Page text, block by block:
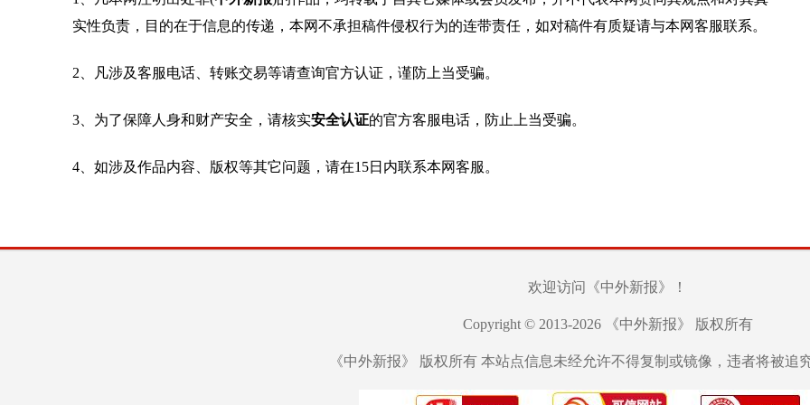
实性负责，目的在于信息的传递，本网不承担稿件侵权行为的连带责任，如对稿件有质疑请与本网客服联系。
2、凡涉及客服电话、转账交易等请查询官方认证，谨防上当受骗。
3、为了保障人身和财产安全，请核实安全认证的官方客服电话，防止上当受骗。
4、如涉及作品内容、版权等其它问题，请在15日内联系本网客服。
欢迎访问《中外新报》！
Copyright © 2013-2026 《中外新报》 版权所有
《中外新报》 版权所有 本站点信息未经允许不得复制或镜像，违者将被追